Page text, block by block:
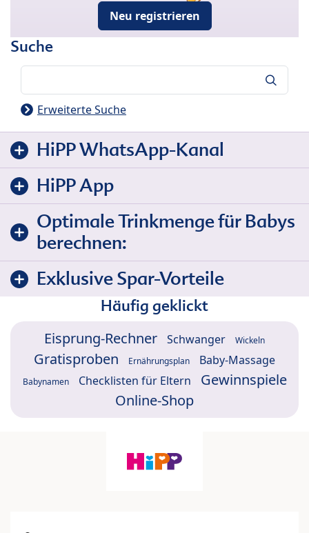
Neu registrieren
Suche
Erweiterte Suche
HiPP WhatsApp-Kanal
HiPP App
Optimale Trinkmenge für Babys
berechnen:
Exklusive Spar-Vorteile
Häufig geklickt
Eisprung-Rechner Schwanger Wickeln
Gratisproben Ernährungsplan Baby-Massage
Babynamen Checklisten für Eltern
Gewinnspiele
Online-Shop